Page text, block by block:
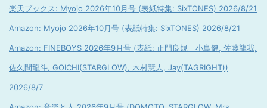
楽天ブックス: Myojo 2026年10月号 (表紙特集: SixTONES) 2026/8/21
Amazon: Myojo 2026年10月号 (表紙特集: SixTONES) 2026/8/21
Amazon: FINEBOYS 2026年9月号 (表紙: 正門良規 小島健, 佐藤龍我,
佐久間龍斗, GOICHI(STARGLOW), 木村慧人, Jay(TAGRIGHT))
2026/8/7